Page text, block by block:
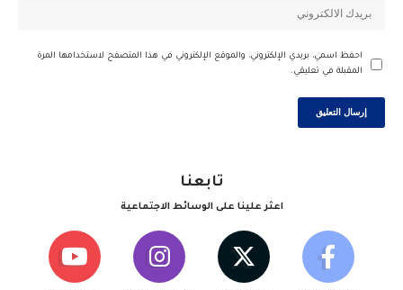
احفظ اسمي، بريدي الإلكتروني، والموقع الإلكتروني في هذا المتصفح لاستخدامها المرة
المقبلة في تعليقي.
تابعنا
اعثر علينا على الوسائط الاجتماعية